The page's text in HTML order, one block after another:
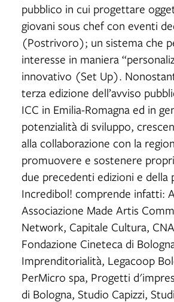
pubblico in cui progettare
giovani sous chef con eventi
(Postrivoro); un sistema che
interesse in maniera
innovativo (Set Up).
terza edizione dell’avviso
ICC in Emilia-Romagna ed in
potenzialità di sviluppo,
alla collaborazione con la
promuovere e sostenere
due precedenti edizioni e
Incredibol! comprende infatti:
Associazione Made Artis
Network, Capitale Cultura,
Fondazione Cineteca di
Imprenditorialità, Legacoop
PerMicro spa, Progetti
di Bologna, Studio Capizzi,